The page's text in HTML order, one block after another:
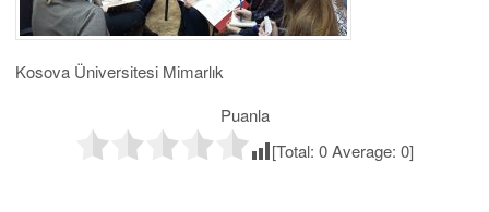
Kosova Üniversitesi Mimarlık
Puanla
[Total: 0Average: 0]